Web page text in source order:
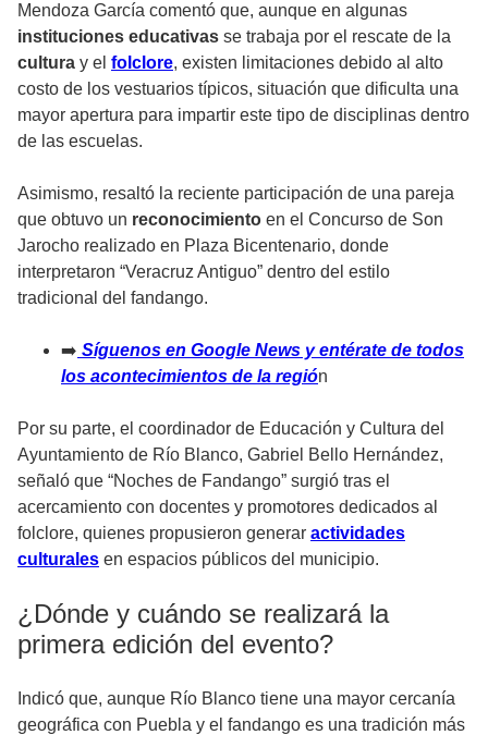
Mendoza García comentó que, aunque en algunas
instituciones educativas se trabaja por el rescate de la
cultura y el folclore, existen limitaciones debido al alto
costo de los vestuarios típicos, situación que dificulta una
mayor apertura para impartir este tipo de disciplinas dentro
de las escuelas.
Asimismo, resaltó la reciente participación de una pareja
que obtuvo un reconocimiento en el Concurso de Son
Jarocho realizado en Plaza Bicentenario, donde
interpretaron “Veracruz Antiguo” dentro del estilo
tradicional del fandango.
➡️ Síguenos en Google News y entérate de todos
los acontecimientos de la región
Por su parte, el coordinador de Educación y Cultura del
Ayuntamiento de Río Blanco, Gabriel Bello Hernández,
señaló que “Noches de Fandango” surgió tras el
acercamiento con docentes y promotores dedicados al
folclore, quienes propusieron generar actividades
culturales en espacios públicos del municipio.
¿Dónde y cuándo se realizará la
primera edición del evento?
Indicó que, aunque Río Blanco tiene una mayor cercanía
geográfica con Puebla y el fandango es una tradición más